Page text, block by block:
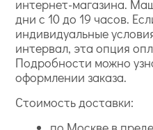
интернет-магазина.
дни с 10 до 19 часов.
индивидуальные
интервал, эта опция
Подробности можно
оформлении заказа.
Стоимость доставки: